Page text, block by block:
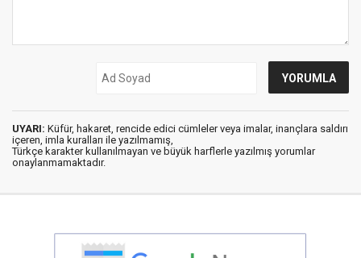
UYARI: Küfür, hakaret, rencide edici cümleler veya imalar, inançlara saldırı
içeren, imla kuralları ile yazılmamış,
Türkçe karakter kullanılmayan ve büyük harflerle yazılmış yorumlar
onaylanmamaktadır.